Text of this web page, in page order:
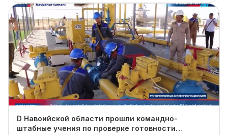
D Навоийской области прошли командно-
штабные учения по проверке готовности